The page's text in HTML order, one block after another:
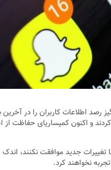
اطلاعات کاربران را در آخرین
و اکنون کمیساریای حفاظت
تغییرات جدید موافقت نکنند،
نخواهند کرد.